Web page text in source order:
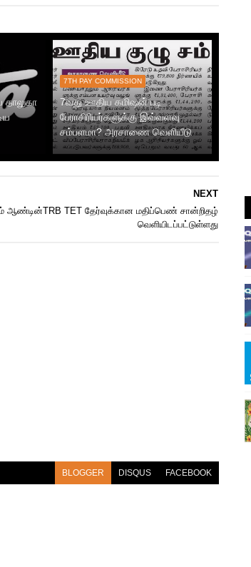
தாலுகா
7TH PAY COMMISSION
7வது ஊதிய கமிஷன் படி
பேராசிரியர்களுக்கு இவ்வளவு
சம்பளமா? அரசாணை வெளியீடு
NEXT
ஆண்டின்TRB TET தேர்வுக்கான மதிப்பெண் சான்றிதழ்
வெளியிடப்பட்டுள்ளது
BLOGGER DISQUS FACEBOOK